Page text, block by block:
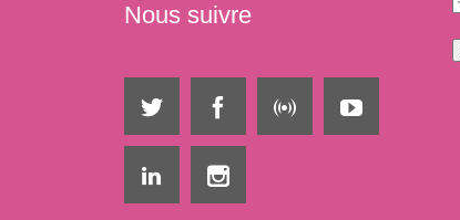
Nous suivre